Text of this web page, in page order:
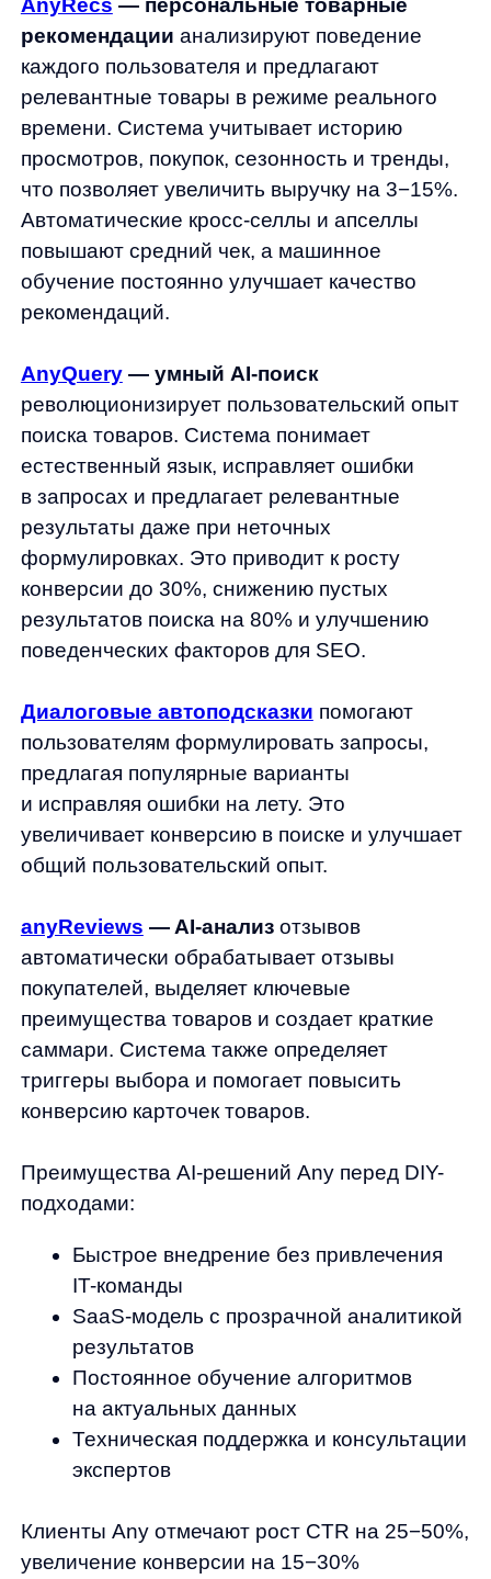
Практические советы по внедрению
и оптимизации работы с данными
Успешное внедрение системы работы
и поэтапной реализации.
Начните с аудитатекущих источников
данных: проанализируйте, какую
информацию вы уже собираете, где есть
пробелы и какие инструменты используете.
Определите ключевые цели — что именно
вы хотите улучшить: конверсию, средний
чек, удержание клиентов или эффективность
рекламы.
Выбор инструментовдолжен
и техническим возможностям команды. Для
быстрого старта рекомендуется интеграция
с готовыми решениями Any — это позволяет
получить результат без сложных доработок
и с минимальными ресурсами.
Качество данных критически важно для
эффективности всей системы. Регулярно
актуализируйте контактную информацию
и следите за корректностью настроек
Измерение результатовдолжно быть
постоянным процессом. Отслеживайте
ключевые показатели: рост конверсии,
увеличение CTR, изменение среднего чека
и оптимизации решений.
поддержку на всех этапах внедрения —
от первичной настройки до анализа
результатов и рекомендаций по улучшению
показателей.
Данные — ваш мост к росту
Грамотный сбор и использование данных
о посетителях сайта — это не просто
конкурентное преимущество в современном
eCommerce. Компании, которые умеют